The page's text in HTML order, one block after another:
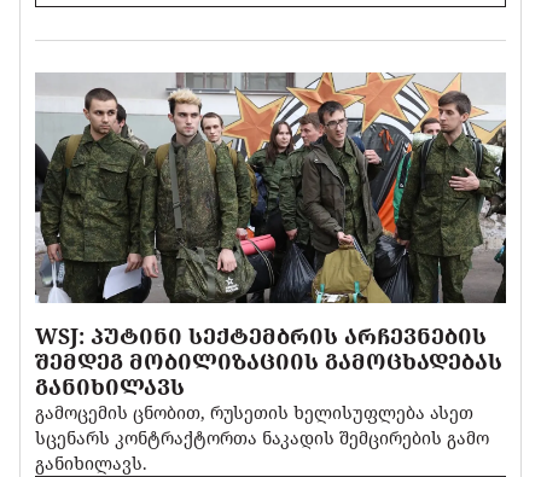
WSJ: ᲞᲣᲢᲘᲜᲘ ᲡᲔᲥᲢᲔᲛᲑᲠᲘᲡ ᲐᲠᲩᲔᲕᲜᲔᲑᲘᲡ
ᲨᲔᲛᲓᲔᲒ ᲛᲝᲑᲘᲚᲘᲖᲐᲪᲘᲘᲡ ᲒᲐᲛᲝᲪᲮᲐᲓᲔᲑᲐᲡ
ᲒᲐᲜᲘᲮᲘᲚᲐᲕᲡ
გამოცემის ცნობით, რუსეთის ხელისუფლება ასეთ
სცენარს კონტრაქტორთა ნაკადის შემცირების გამო
განიხილავს.